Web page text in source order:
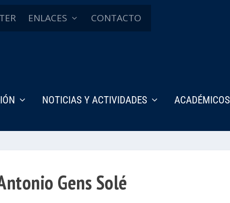
ENLACES CONTACTO
NOTICIAS Y ACTIVIDADES ACADÉMICOS
Gens Solé